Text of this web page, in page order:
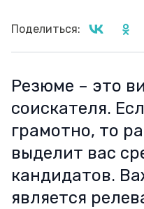
Поделиться:
Резюме – это
соискателя.
грамотно, то
выделит вас
кандидатов.
является